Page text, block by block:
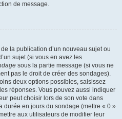
de message.
la publication d’un nouveau sujet ou
sujet (si vous en avez les
sous la partie message (si vous ne
pas le droit de créer des sondages).
deux options possibles, saisissez
réponses. Vous pouvez aussi indiquer
peut choisir lors de son vote dans
durée en jours du sondage (mettre « 0 »
aux utilisateurs de modifier leur